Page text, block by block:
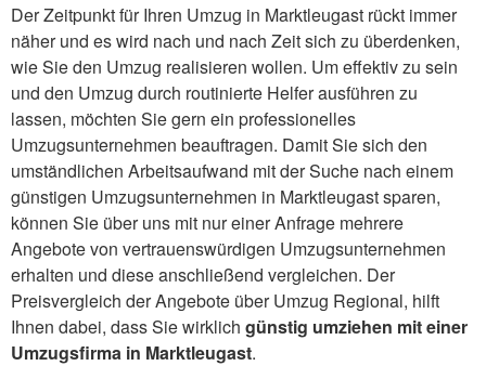
Der Zeitpunkt für Ihren Umzug in Marktleugast rückt immer
näher und es wird nach und nach Zeit sich zu überdenken,
wie Sie den Umzug realisieren wollen. Um effektiv zu sein
und den Umzug durch routinierte Helfer ausführen zu
lassen, möchten Sie gern ein professionelles
Umzugsunternehmen beauftragen. Damit Sie sich den
umständlichen Arbeitsaufwand mit der Suche nach einem
günstigen Umzugsunternehmen in Marktleugast sparen,
können Sie über uns mit nur einer Anfrage mehrere
Angebote von vertrauenswürdigen Umzugsunternehmen
erhalten und diese anschließend vergleichen. Der
Preisvergleich der Angebote über Umzug Regional, hilft
Ihnen dabei, dass Sie wirklich günstig umziehen mit einer
Umzugsfirma in Marktleugast.